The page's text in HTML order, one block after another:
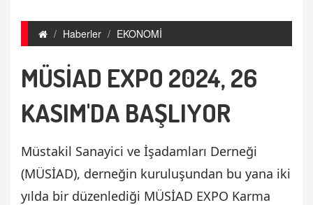
Haberler EKONOMİ
MÜSİAD EXPO 2024, 26
KASIM'DA BAŞLIYOR
Müstakil Sanayici ve İşadamları Derneği
(MÜSİAD), derneğin kuruluşundan bu yana iki
yılda bir düzenlediği MÜSİAD EXPO Karma